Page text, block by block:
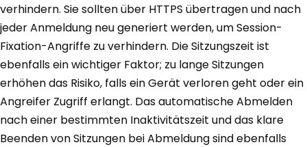
verhindern. Sie sollten über HTTPS übertragen und nach
jeder Anmeldung neu generiert werden, um Session-
Fixation-Angriffe zu verhindern. Die Sitzungszeit ist
ebenfalls ein wichtiger Faktor; zu lange Sitzungen
erhöhen das Risiko, falls ein Gerät verloren geht oder ein
Angreifer Zugriff erlangt. Das automatische Abmelden
nach einer bestimmten Inaktivitätszeit und das klare
Beenden von Sitzungen bei Abmeldung sind ebenfalls